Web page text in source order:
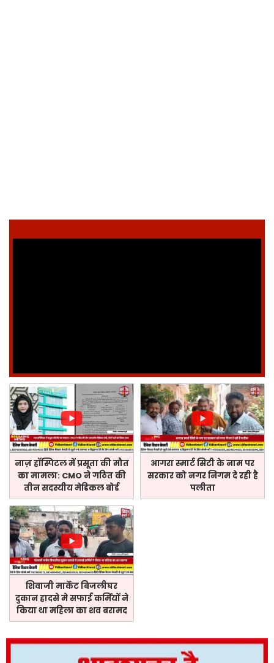
नाज़ हॉस्पिटल में प्रसूता की मौत
का मामला: CMO ने गठित की
तीन सदस्यीय मेडिकल बोर्ड
आगरा स्मार्ट सिटी के नाम पर
सरकार को नगर निगम दे रही है
पलीता
शिवाजी मार्केट बिजलीघर
दुकान हादसे मे सफाई कर्मियों ने
किया था महिला का शव बरामद